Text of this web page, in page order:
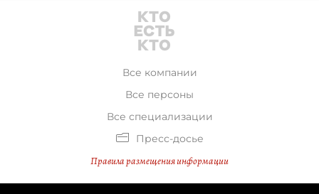
Все компании
Все персоны
Все специализации
Пресс-досье
Правила размещения информации